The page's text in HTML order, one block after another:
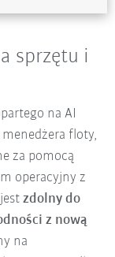
sprzętu i
na AI
menedżera floty,
za pomocą
operacyjny z
jestzdolny do
z nową
na